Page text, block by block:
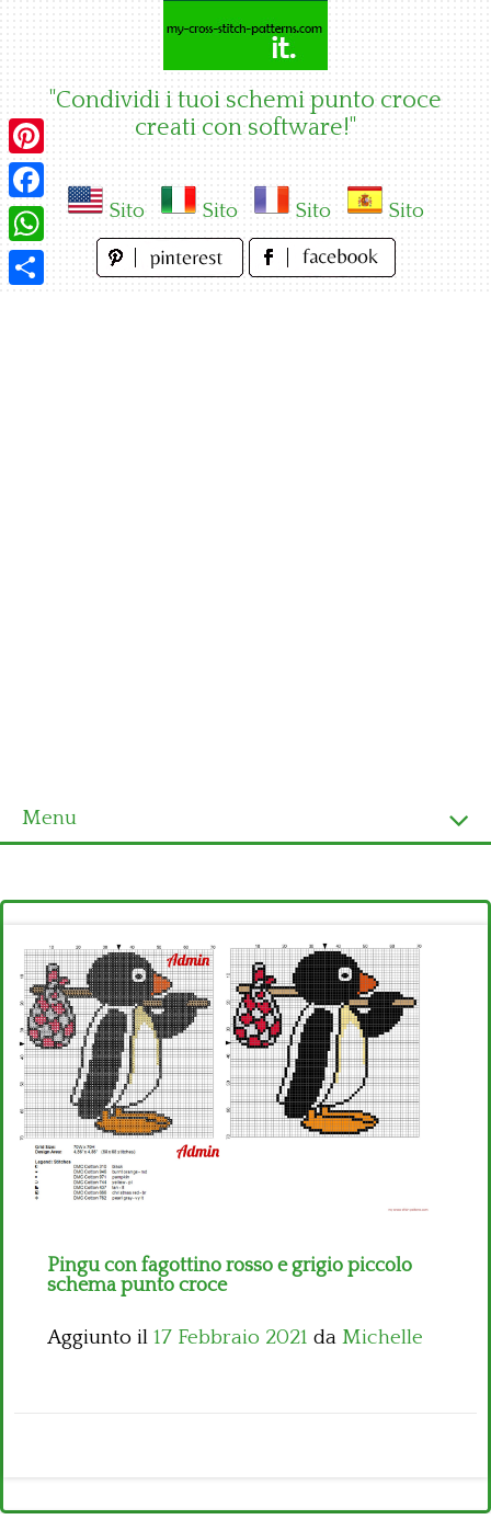
"Condividi i tuoi schemi punto croce
creati con software!"
Sito Sito Sito Sito
Menu
Ultimi schemi
Alfabeto
Bambini
Disney
Thun
Pingu con fagottino rosso e grigio piccolo
schema punto croce
Aggiunto il 17 Febbraio 2021 da Michelle
Pinterest
Facebook
WhatsApp